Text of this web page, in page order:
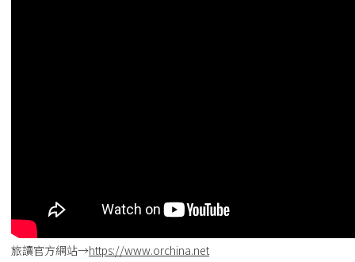
旅讀官方網站→https://www.orchina.net